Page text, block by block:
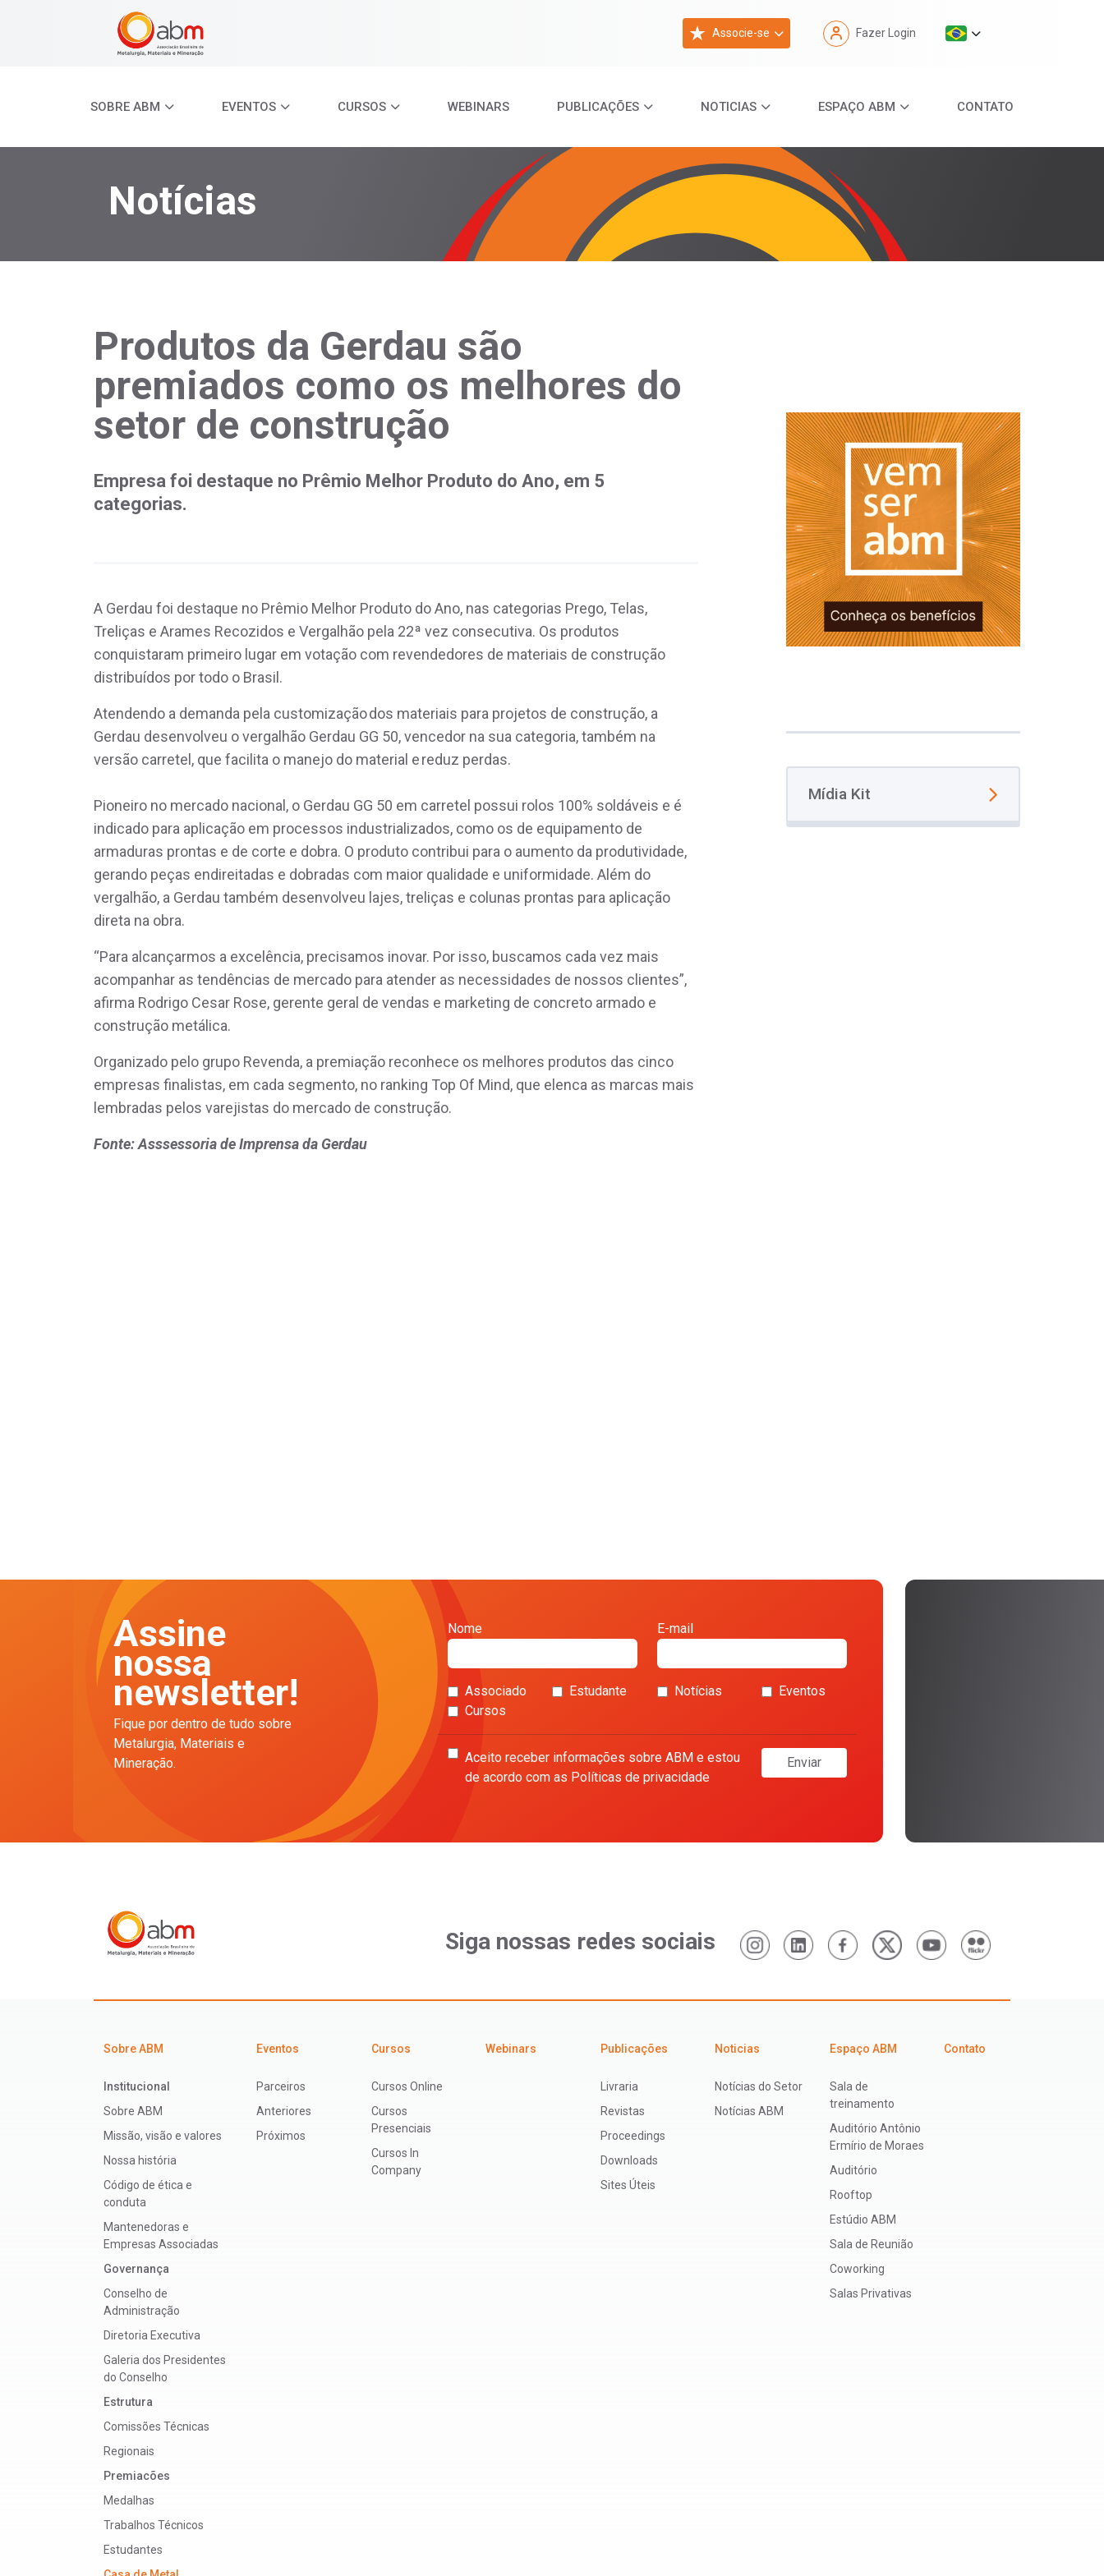
Associe-se Fazer Login
SOBRE ABM EVENTOS CURSOS WEBINARS PUBLICAÇÕES NOTICIAS ESPAÇO ABM CONTATO
Notícias
Produtos da Gerdau são
premiados como os melhores do
setor de construção
Empresa foi destaque no Prêmio Melhor Produto do Ano, em 5
categorias.
A Gerdau foi destaque no Prêmio Melhor Produto do Ano, nas categorias Prego, Telas,
Treliças e Arames Recozidos e Vergalhão pela 22ª vez consecutiva. Os produtos
conquistaram primeiro lugar em votação com revendedores de materiais de construção
distribuídos por todo o Brasil.
Atendendo a demanda pela customização dos materiais para projetos de construção, a
Gerdau desenvolveu o vergalhão Gerdau GG 50, vencedor na sua categoria, também na
versão carretel, que facilita o manejo do material e reduz perdas.
Pioneiro no mercado nacional, o Gerdau GG 50 em carretel possui rolos 100% soldáveis e é
indicado para aplicação em processos industrializados, como os de equipamento de
armaduras prontas e de corte e dobra. O produto contribui para o aumento da produtividade,
gerando peças endireitadas e dobradas com maior qualidade e uniformidade. Além do
vergalhão, a Gerdau também desenvolveu lajes, treliças e colunas prontas para aplicação
direta na obra.
“Para alcançarmos a excelência, precisamos inovar. Por isso, buscamos cada vez mais
acompanhar as tendências de mercado para atender as necessidades de nossos clientes”,
afirma Rodrigo Cesar Rose, gerente geral de vendas e marketing de concreto armado e
construção metálica.
Organizado pelo grupo Revenda, a premiação reconhece os melhores produtos das cinco
empresas finalistas, em cada segmento, no ranking Top Of Mind, que elenca as marcas mais
lembradas pelos varejistas do mercado de construção.
Fonte: Asssessoria de Imprensa da Gerdau
Mídia Kit
Assine
nossa
newsletter!
Fique por dentro de tudo sobre
Metalurgia, Materiais e
Mineração.
Nome E-mail
Associado Estudante Notícias
Eventos
Cursos
Aceito receber informações sobre ABM e estou
de acordo com as Políticas de privacidade
Enviar
Siga nossas redes sociais
Sobre ABM
Institucional
Sobre ABM
Missão, visão e valores
Nossa história
Código de ética e
conduta
Mantenedoras e
Empresas Associadas
Governança
Conselho de
Administração
Diretoria Executiva
Galeria dos Presidentes
do Conselho
Estrutura
Comissões Técnicas
Regionais
Premiacões
Medalhas
Trabalhos Técnicos
Estudantes
Eventos
Parceiros
Anteriores
Próximos
Cursos
Cursos Online
Cursos
Presenciais
Cursos In
Company
Webinars Publicações
Livraria
Revistas
Proceedings
Downloads
Sites Úteis
Noticias
Notícias do Setor
Notícias ABM
Espaço ABM
Sala de
treinamento
Auditório Antônio
Ermírio de Moraes
Auditório
Rooftop
Estúdio ABM
Sala de Reunião
Coworking
Salas Privativas
Contato